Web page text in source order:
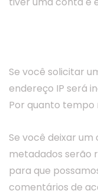
Se você solicitar
endereço IP será
Por quanto tempo
Se você deixar
metadados serão
para que
comentários de